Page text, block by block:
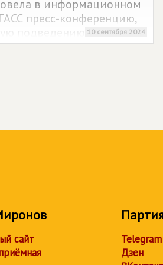
в информационном
пресс-конференцию,
подведению итогов
голосования.
10 сентября 2024
сайт
Telegram
Дзен